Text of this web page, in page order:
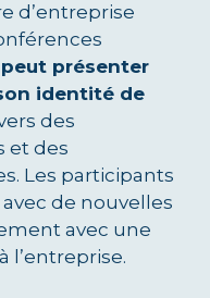
d’entreprise
peut présenter
identité de
des
et des
Les participants
de nouvelles
avec une
l’entreprise.